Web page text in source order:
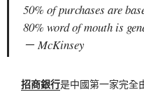
50% of purchases are
80% word of mouth is
－ McKinsey
招商銀行是中國第一家完全